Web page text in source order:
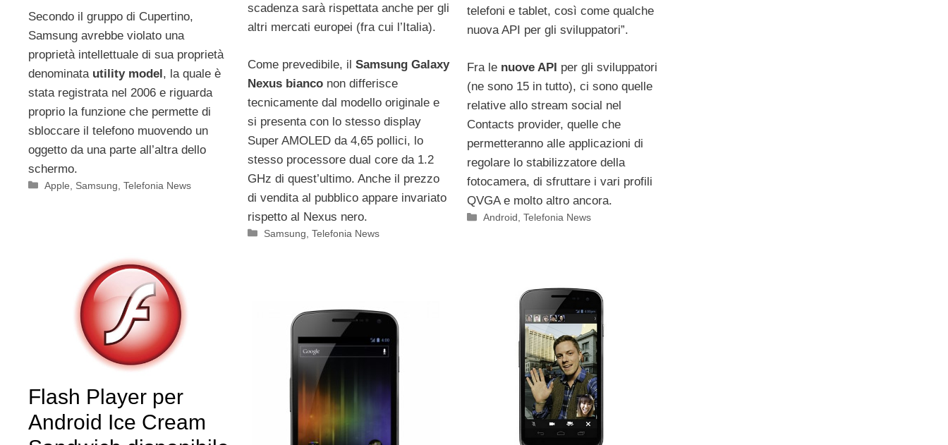
Secondo il gruppo di Cupertino,
Samsung avrebbe violato una
proprietà intellettuale di sua proprietà
denominata utility model, la quale è
stata registrata nel 2006 e riguarda
proprio la funzione che permette di
sbloccare il telefono muovendo un
oggetto da una parte all’altra dello
schermo.
Categorie
Apple Samsung ,Telefonia News
scadenza sarà rispettata anche per gli
altri mercati europei (fra cui l’Italia).
Come prevedibile, il Samsung Galaxy
Nexus bianconon differisce
tecnicamente dal modello originale e
si presenta con lo stesso display
Super AMOLED da 4,65 pollici, lo
stesso processore dual core da 1.2
GHz di quest’ultimo. Anche il prezzo
di vendita al pubblico appare invariato
rispetto al Nexus nero.
Categorie
Samsung ,Telefonia News
telefoni e tablet, così come qualche
nuova API per gli sviluppatori”.
Fra le nuove API per gli sviluppatori
(ne sono 15 in tutto), ci sono quelle
relative allo stream social nel
Contacts provider, quelle che
permetteranno alle applicazioni di
regolare lo stabilizzatore della
fotocamera, di sfruttare i vari profili
QVGA e molto altro ancora.
Categorie
Android ,Telefonia News
Flash Player per
Android Ice Cream